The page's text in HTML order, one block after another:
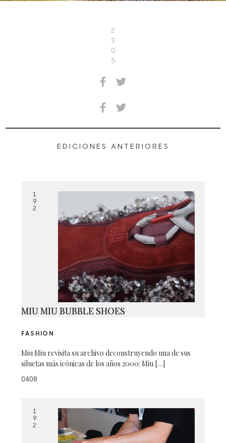
2
3
0
5
EDICIONES ANTERIORES
1
9
2
MIU MIU BUBBLE SHOES
FASHION
Miu Miu revisita su archivo deconstruyendo una de sus
siluetas más icónicas de los años 2000: Miu […]
0408
1
9
2